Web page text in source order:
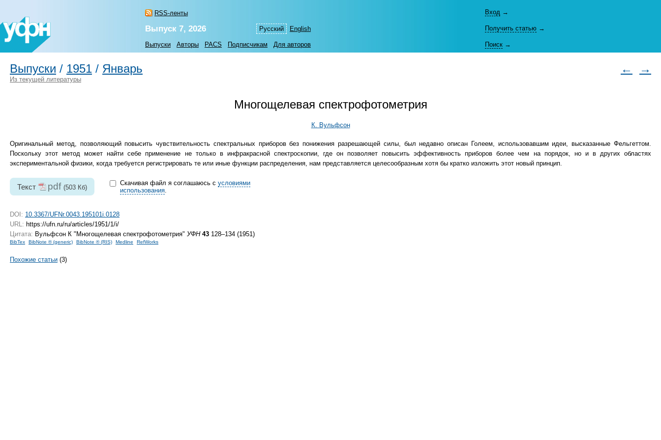
RSS-ленты
Русский English
Вход →
Выпуск 7, 2026 Получить статью →
Выпуски Авторы PACS Подписчикам Для авторов Поиск →
Выпуски / 1951 / Январь ← →
Из текущей литературы
Многощелевая спектрофотометрия
К. Вульфсон
Оригинальный метод, позволяющий повысить чувствительность спектральных приборов без понижения разрешающей силы, был недавно описан Голеем, использовавшим идеи, высказанные Фельгеттом.
Поскольку этот метод может найти себе применение не только в инфракрасной спектроскопии, где он позволяет повысить эффективность приборов более чем на порядок, но и в других областях
экспериментальной физики, когда требуется регистрировать те или иные функции распределения, нам представляется целесообразным хотя бы кратко изложить этот новый принцип.
Текст pdf (503 Кб)
Скачивая файл я соглашаюсь с условиями
использования.
DOI: 10.3367/UFNr.0043.195101i.0128
URL: https://ufn.ru/ru/articles/1951/1/i/
Цитата: Вульфсон К "Многощелевая спектрофотометрия" УФН 43 128–134 (1951)
BibTex BibNote ® (generic) BibNote ® (RIS) Medline RefWorks
Похожие статьи (3)